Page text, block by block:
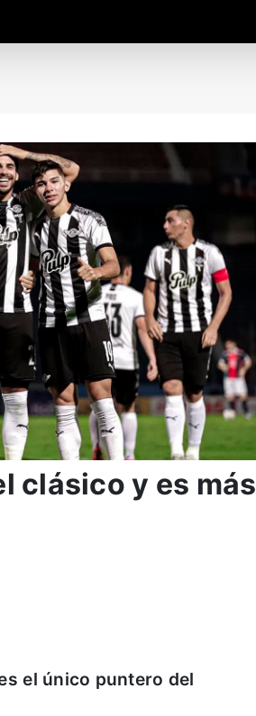
clásico y es más
el único puntero del